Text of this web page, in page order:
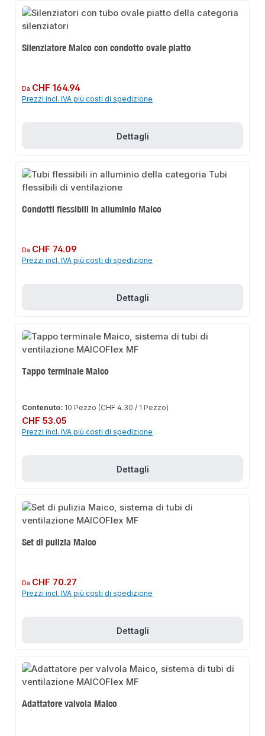
Silenziatore Maico con condotto ovale piatto
Prezzo normale:
Da CHF 164.94
Prezzi incl. IVA più costi di spedizione
Dettagli
Condotti flessibili in alluminio Maico
Prezzo normale:
Da CHF 74.09
Prezzi incl. IVA più costi di spedizione
Dettagli
Tappo terminale Maico
Contenuto: 10 Pezzo (CHF 4.30 / 1 Pezzo)
Prezzo normale:
CHF 53.05
Prezzi incl. IVA più costi di spedizione
Dettagli
Set di pulizia Maico
Prezzo normale:
Da CHF 70.27
Prezzi incl. IVA più costi di spedizione
Dettagli
Adattatore valvola Maico